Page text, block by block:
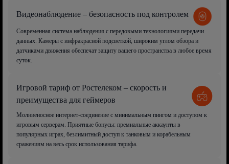
Видеонаблюдение – безопасность под контролем
Современная система наблюдения с передовыми технологиями передачи
данных. Камеры с инфракрасной подсветкой, широким углом обзора и
датчиками движения обеспечат защиту вашего пространства в любое время
суток.
Игровой тариф от Ростелеком – скорость и
преимущества для геймеров
Молниеносное интернет-соединение с минимальным пингом и доступом к
игровым серверам. Приятные бонусы: премиальные аккаунты в
популярных играх, безлимитный доступ к танковым и корабельным
сражениям на весь срок использования тарифа.